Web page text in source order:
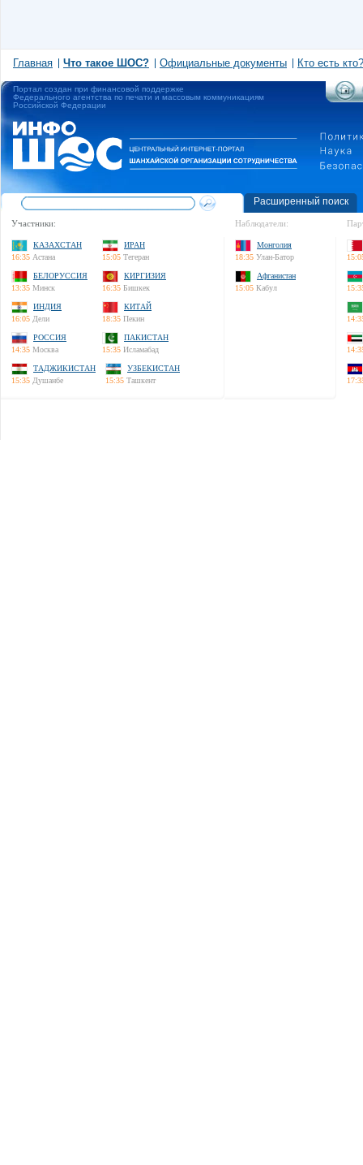
Главная Что такое ШОС? Официальные документы Кто есть кто?
Портал создан при финансовой поддержке
Федерального агентства по печати и массовым коммуникациям
Российской Федерации
Расширенный поиск
Участники:
КАЗАХСТАН
16:35 Астана
ИРАН
15:05 Тегеран
БЕЛОРУССИЯ
13:35 Минск
КИРГИЗИЯ
16:35 Бишкек
ИНДИЯ
16:05 Дели
КИТАЙ
18:35 Пекин
РОССИЯ
14:35 Москва
ПАКИСТАН
15:35 Исламабад
ТАДЖИКИСТАН
15:35 Душанбе
УЗБЕКИСТАН
15:35 Ташкент
Наблюдатели:
Монголия
18:35 Улан-Батор
Афганистан
15:05 Кабул